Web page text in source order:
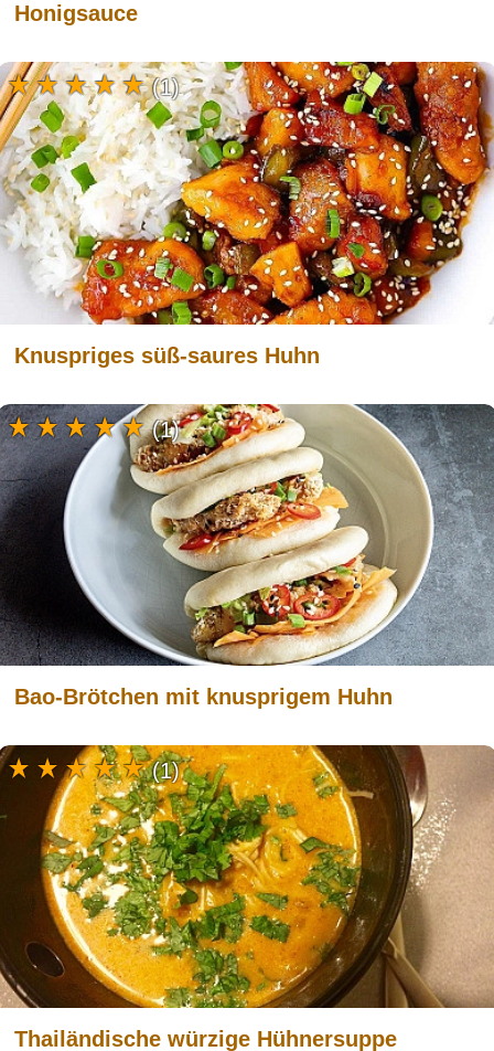
Honigsauce
Knuspriges süß-saures Huhn
(1)
Bao-Brötchen mit knusprigem Huhn
(1)
Thailändische würzige Hühnersuppe
(1)